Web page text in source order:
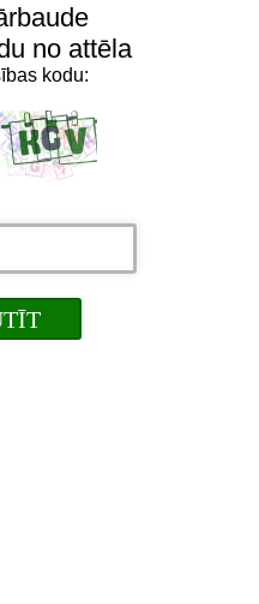
no attēla
kodu: